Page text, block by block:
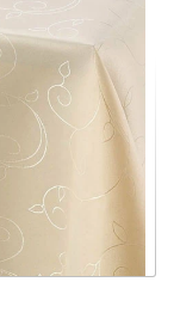
Standard